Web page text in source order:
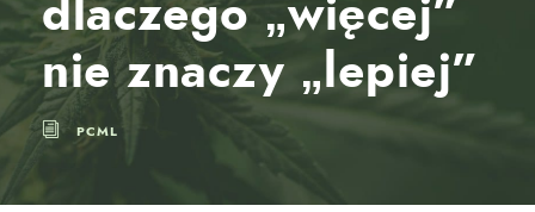
dlaczego „więcej”
nie znaczy „lepiej”
PCML